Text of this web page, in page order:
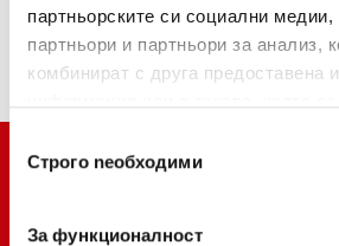
партньорските си социални
партньори и партньори за анализ,
комбинират с друга предоставена
наСтрого nеобходими
За функционалност
ТЪРГОВЦИ И СЕРВИЗИ ЗА